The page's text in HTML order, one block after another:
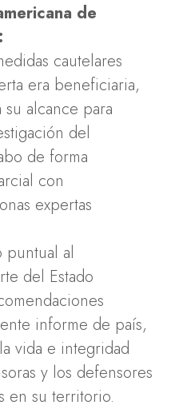
de
cautelares
era beneficiaria,
alcance para
del
de forma
con
expertas
puntual al
del Estado
informe de país,
vida e integridad
y los defensores
en su territorio.